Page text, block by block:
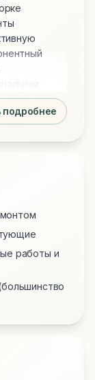
Arctic MX-4
Мы
подробнее
работы и